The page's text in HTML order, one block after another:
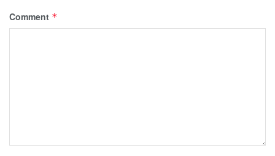
Comment *